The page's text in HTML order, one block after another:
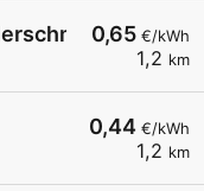
0,65 €/kWh
1,2 km
0,44 €/kWh
1,2 km